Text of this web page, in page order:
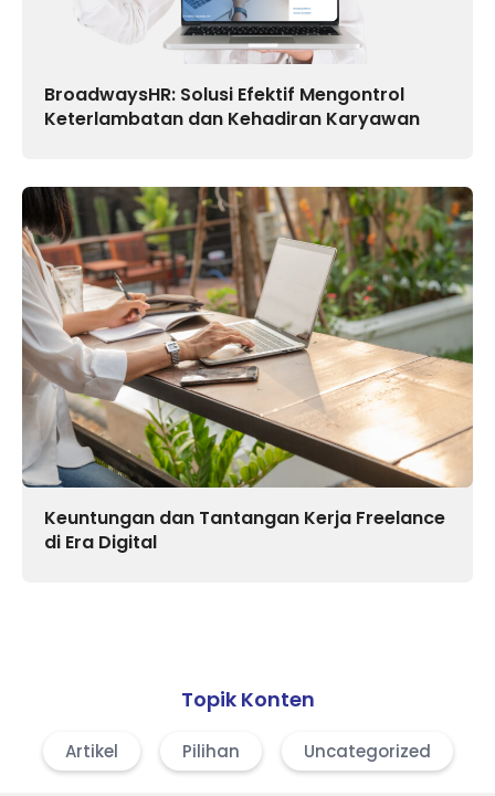
BroadwaysHR: Solusi Efektif Mengontrol
Keterlambatan dan Kehadiran Karyawan
Keuntungan dan Tantangan Kerja Freelance
di Era Digital
Topik Konten
Artikel Pilihan Uncategorized